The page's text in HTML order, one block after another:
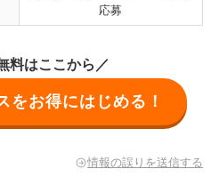
応募
料はここから／
をお得にはじめる！
情報の誤りを送信する